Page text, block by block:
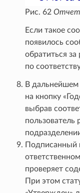
Рис. 62 Отчет
Если такое
появилось
обратиться
по
В
на кнопку
выбрав
пользователь
Подписанный
проверяет
При этом